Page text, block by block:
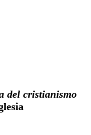
del cristianismo